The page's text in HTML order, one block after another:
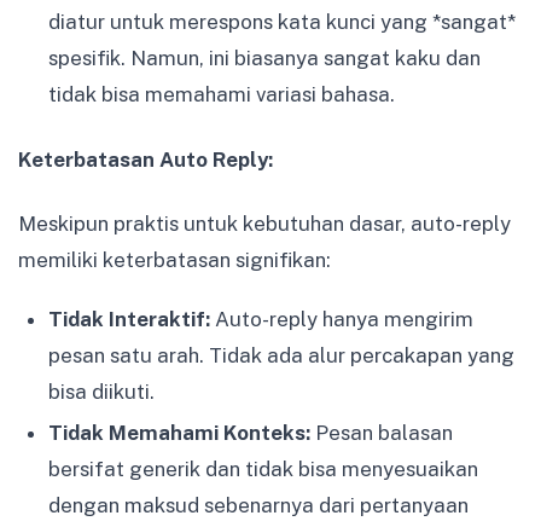
diatur untuk merespons kata kunci yang *sangat*
spesifik. Namun, ini biasanya sangat kaku dan
tidak bisa memahami variasi bahasa.
Keterbatasan Auto Reply:
Meskipun praktis untuk kebutuhan dasar, auto-reply
memiliki keterbatasan signifikan:
Tidak Interaktif: Auto-reply hanya mengirim
pesan satu arah. Tidak ada alur percakapan yang
bisa diikuti.
Tidak Memahami Konteks: Pesan balasan
bersifat generik dan tidak bisa menyesuaikan
dengan maksud sebenarnya dari pertanyaan